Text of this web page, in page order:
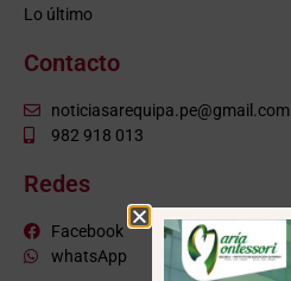
Lo último
Contacto
noticiasarequipa.pe@gmail.com
982 918 013
Redes
Facebook
whatsApp